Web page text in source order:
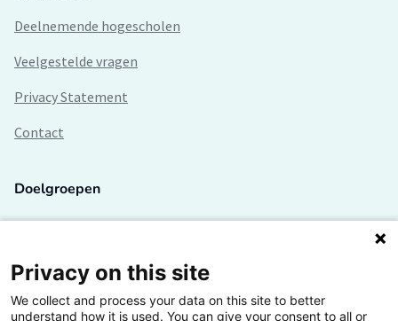
Deelnemende hogescholen
Veelgestelde vragen
Privacy Statement
Contact
Doelgroepen
Lectoren en onderzoekers
Bedrijven
Privacy on this site
We collect and process your data on this site to better
understand how it is used. You can give your consent to all or